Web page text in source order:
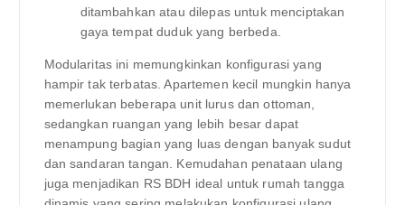
ditambahkan atau dilepas untuk menciptakan
gaya tempat duduk yang berbeda.
Modularitas ini memungkinkan konfigurasi yang
hampir tak terbatas. Apartemen kecil mungkin hanya
memerlukan beberapa unit lurus dan ottoman,
sedangkan ruangan yang lebih besar dapat
menampung bagian yang luas dengan banyak sudut
dan sandaran tangan. Kemudahan penataan ulang
juga menjadikan RS BDH ideal untuk rumah tangga